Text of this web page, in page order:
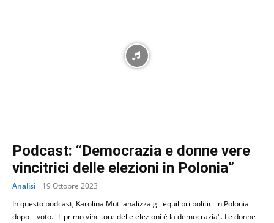
Podcast: “Democrazia e donne vere
vincitrici delle elezioni in Polonia”
Analisi
19 Ottobre 2023
In questo podcast, Karolina Muti analizza gli equilibri politici in Polonia
dopo il voto. "Il primo vincitore delle elezioni è la democrazia". Le donne